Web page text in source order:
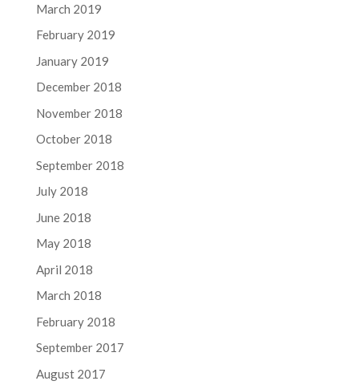
March 2019
February 2019
January 2019
December 2018
November 2018
October 2018
September 2018
July 2018
June 2018
May 2018
April 2018
March 2018
February 2018
September 2017
August 2017